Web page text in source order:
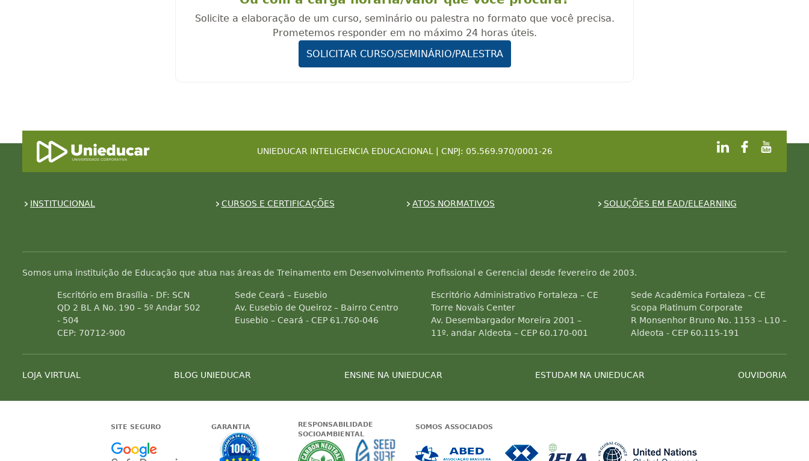
Solicite a elaboração de um curso, seminário ou palestra no formato que você precisa.
Prometemos responder em no máximo 24 horas úteis.
SOLICITAR CURSO/SEMINÁRIO/PALESTRA
UNIEDUCAR INTELIGENCIA EDUCACIONAL | CNPJ: 05.569.970/0001-26
INSTITUCIONAL CURSOS E CERTIFICAÇÕES ATOS NORMATIVOS SOLUÇÕES EM EAD/ELEARNING
Somos uma instituição de Educação que atua nas áreas de Treinamento em Desenvolvimento Profissional e Gerencial desde fevereiro de 2003.
Escritório em Brasília - DF: SCN
QD 2 BL A No. 190 – 5º Andar 502
- 504
CEP: 70712-900
Sede Ceará – Eusebio
Av. Eusebio de Queiroz – Bairro Centro
Eusebio – Ceará - CEP 61.760-046
Escritório Administrativo Fortaleza – CE
Torre Novais Center
Av. Desembargador Moreira 2001 –
11º. andar Aldeota – CEP 60.170-001
Sede Acadêmica Fortaleza – CE
Scopa Platinum Corporate
R Monsenhor Bruno No. 1153 – L10 –
Aldeota - CEP 60.115-191
LOJA VIRTUAL BLOG UNIEDUCAR ENSINE NA UNIEDUCAR ESTUDAM NA UNIEDUCAR OUVIDORIA
SITE SEGURO
Google - Status do site no Navegação segura
GARANTIA
Garantia de satisfação
RESPONSABILIDADE
SOCIOAMBIENTAL
A Unieducar neutraliza a emissão de gases de efeito estufa
Seed Surf Escola projeto social
SOMOS ASSOCIADOS